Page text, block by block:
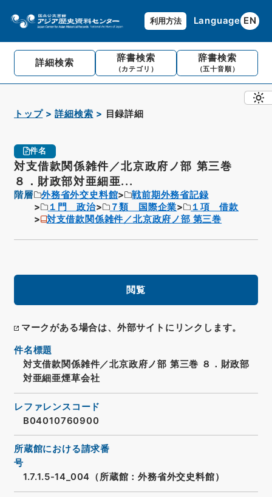
利用方法 Language EN
詳細検索 辞書検索
（カテゴリ）
辞書検索
（五十音順）
トップ 詳細検索 目録詳細
件名
対支借款関係雑件／北京政府ノ部 第三巻
８．財政部対亜細亜...
階層 外務省外交史料館
戦前期外務省記録
１門 政治
７類 国際企業
１項 借款
対支借款関係雑件／北京政府ノ部 第三巻
閲覧
マークがある場合は、外部サイトにリンクします。
件名標題
対支借款関係雑件／北京政府ノ部 第三巻 ８．財政部
対亜細亜煙草会社
レファレンスコード
B04010760900
所蔵館における請求番
号
1.7.1.5-14_004（所蔵館：外務省外交史料館）